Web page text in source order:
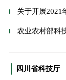
关于开展2021
农业农村部科
四川省科技厅